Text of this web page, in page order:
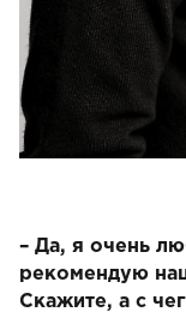
– Да, я очень
рекомендую
Скажите, а с